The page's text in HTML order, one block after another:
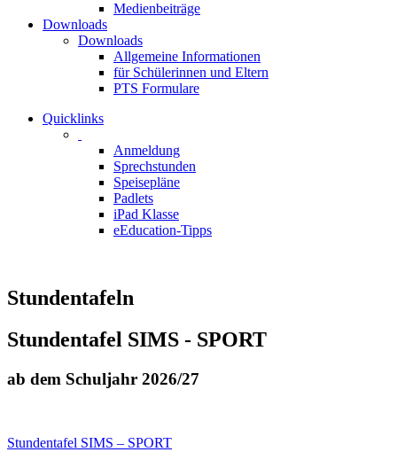
Medienbeiträge
Downloads
Downloads
Allgemeine Informationen
für Schülerinnen und Eltern
PTS Formulare
Quicklinks
Anmeldung
Sprechstunden
Speisepläne
Padlets
iPad Klasse
eEducation-Tipps
Stundentafeln
Stundentafel SIMS - SPORT
ab dem Schuljahr 2026/27
Stundentafel SIMS – SPORT